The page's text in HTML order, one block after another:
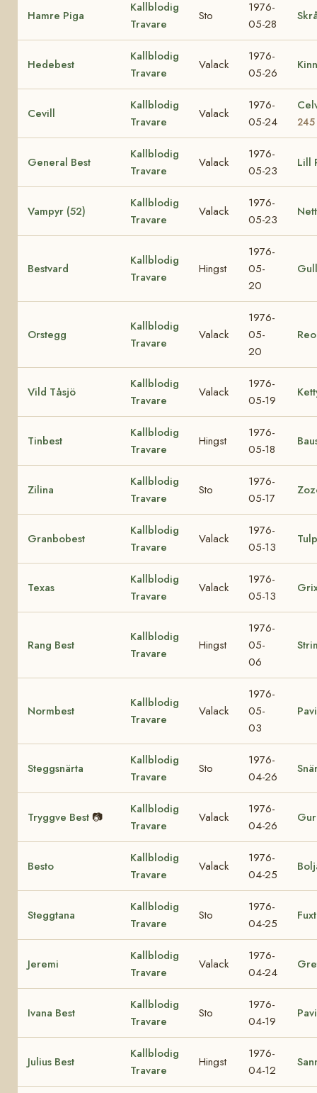
Hamre Piga
Kallblodig
Travare
Sto
1976-
05-28
Hedebest
Kallblodig
Travare
Valack
1976-
05-26
Cevill
Kallblodig
Travare
Valack
1976-
05-24
245
General Best
Kallblodig
Travare
Valack
1976-
05-23
Lill
Vampyr (52)
Kallblodig
Travare
Valack
1976-
05-23
Bestvard
Kallblodig
Travare
Hingst
1976-
05-
20
Orstegg
Kallblodig
Travare
Valack
1976-
05-
20
Vild Tåsjö
Kallblodig
Travare
Valack
1976-
05-19
Tinbest
Kallblodig
Travare
Hingst
1976-
05-18
Zilina
Kallblodig
Travare
Sto
1976-
05-17
Granbobest
Kallblodig
Travare
Valack
1976-
05-13
Texas
Kallblodig
Travare
Valack
1976-
05-13
Rang Best
Kallblodig
Travare
Hingst
1976-
05-
06
Normbest
Kallblodig
Travare
Valack
1976-
05-
03
Steggsnärta
Kallblodig
Travare
Sto
1976-
04-26
Tryggve Best 📷
Kallblodig
Travare
Valack
1976-
04-26
Besto
Kallblodig
Travare
Valack
1976-
04-25
Steggtana
Kallblodig
Travare
Sto
1976-
04-25
Jeremi
Kallblodig
Travare
Valack
1976-
04-24
Ivana Best
Kallblodig
Travare
Sto
1976-
04-19
Julius Best
Kallblodig
Travare
Hingst
1976-
04-12